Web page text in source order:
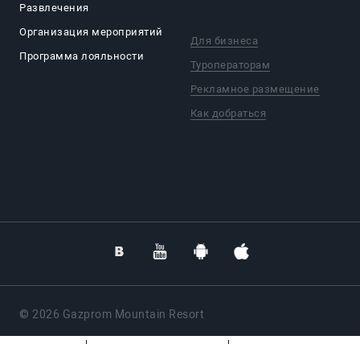
Развлечения
Организация мероприятий
Программа лояльности
Для бизнеса
Туроператорам
Рекламное размещение
Как добраться
© 2026 Gazprom Mountain Resort